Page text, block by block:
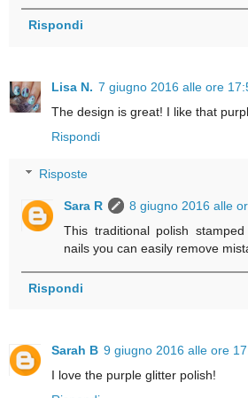
Rispondi
Lisa N. 7 giugno 2016 alle ore
The design is great! I like that
Rispondi
Risposte
Sara R
8 giugno 2016 alle
This traditional polish
nails you can easily remove
Rispondi
Sarah B 9 giugno 2016 alle ore
I love the purple glitter polish!